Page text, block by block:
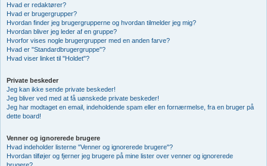
Hvad er redaktører?
Hvad er brugergrupper?
Hvordan finder jeg brugergrupperne og hvordan tilmelder jeg mig?
Hvordan bliver jeg leder af en gruppe?
Hvorfor vises nogle brugergrupper med en anden farve?
Hvad er "Standardbrugergruppe"?
Hvad viser linket til "Holdet"?
Private beskeder
Jeg kan ikke sende private beskeder!
Jeg bliver ved med at få uønskede private beskeder!
Jeg har modtaget en email, indeholdende spam eller en fornærmelse, fra en bruger på
dette board!
Venner og ignorerede brugere
Hvad indeholder listerne "Venner og ignorerede brugere"?
Hvordan tilføjer og fjerner jeg brugere på mine lister over venner og ignorerede